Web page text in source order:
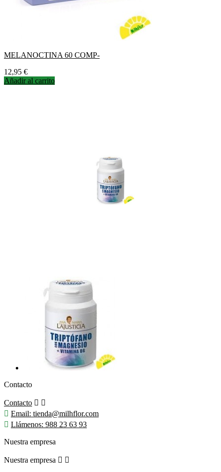
MELANOCTINA 60 COMP-
Precio
12,95 €
Añadir al carrito
Contacto
Contacto  
 Email: tienda@milhflor.com
 Llámenos: 988 23 63 93
Nuestra empresa
Nuestra empresa  